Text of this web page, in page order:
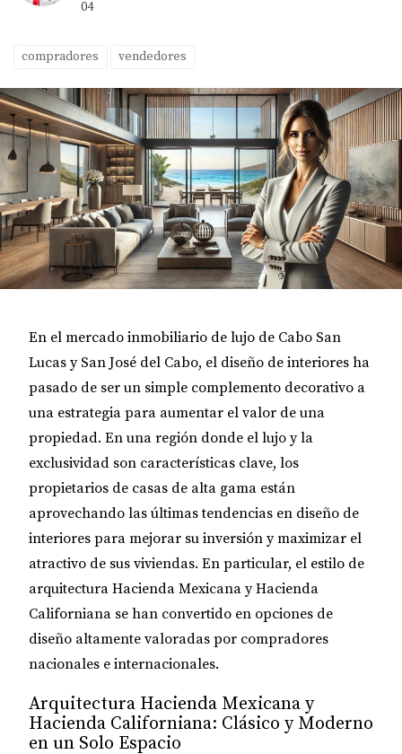
04
compradores vendedores
En el mercado inmobiliario de lujo de Cabo San
Lucas y San José del Cabo, el diseño de interiores ha
pasado de ser un simple complemento decorativo a
una estrategia para aumentar el valor de una
propiedad. En una región donde el lujo y la
exclusividad son características clave, los
propietarios de casas de alta gama están
aprovechando las últimas tendencias en diseño de
interiores para mejorar su inversión y maximizar el
atractivo de sus viviendas. En particular, el estilo de
arquitectura Hacienda Mexicana y Hacienda
Californiana se han convertido en opciones de
diseño altamente valoradas por compradores
nacionales e internacionales.
Arquitectura Hacienda Mexicana y
Hacienda Californiana: Clásico y Moderno
en un Solo Espacio